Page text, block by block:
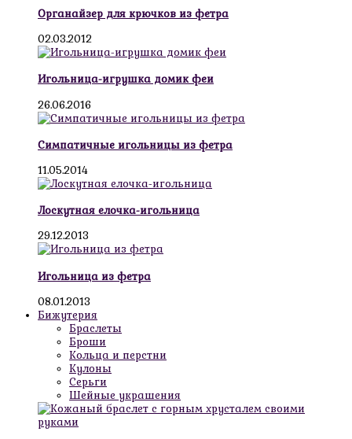
Органайзер для крючков из фетра
02.03.2012
Игольница-игрушка домик феи
26.06.2016
Симпатичные игольницы из фетра
11.05.2014
Лоскутная елочка-игольница
29.12.2013
Игольница из фетра
08.01.2013
Бижутерия
Браслеты
Броши
Кольца и перстни
Кулоны
Серьги
Шейные украшения